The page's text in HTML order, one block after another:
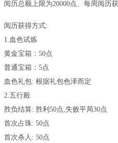
总额上限为20000点、每周阅历获
历获得方式:
血色试炼
金宝箱：50点
通宝箱：5点
色礼包: 根据礼包色泽而定
五行殿
负结算: 胜利50点,失败平局30点
次占珠: 50点
次杀人: 50点